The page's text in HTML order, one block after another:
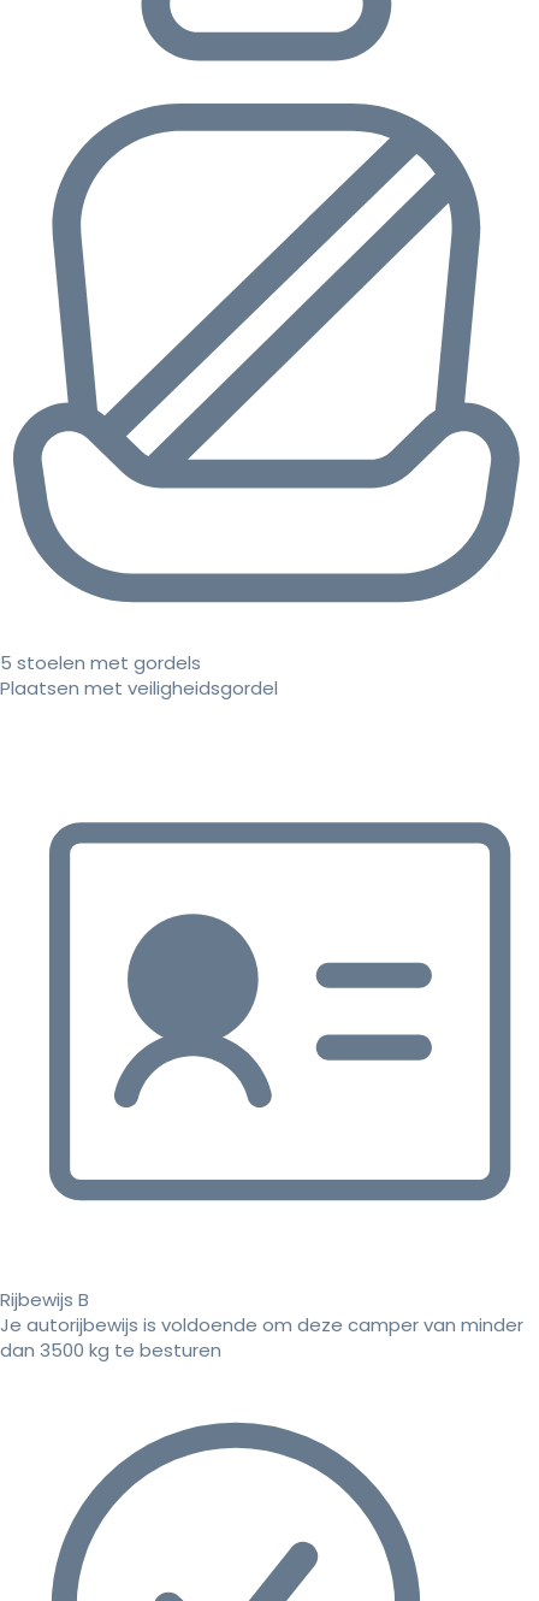
5 stoelen met gordels
Plaatsen met veiligheidsgordel
Rijbewijs B
Je autorijbewijs is voldoende om deze camper van minder
dan 3500 kg te besturen